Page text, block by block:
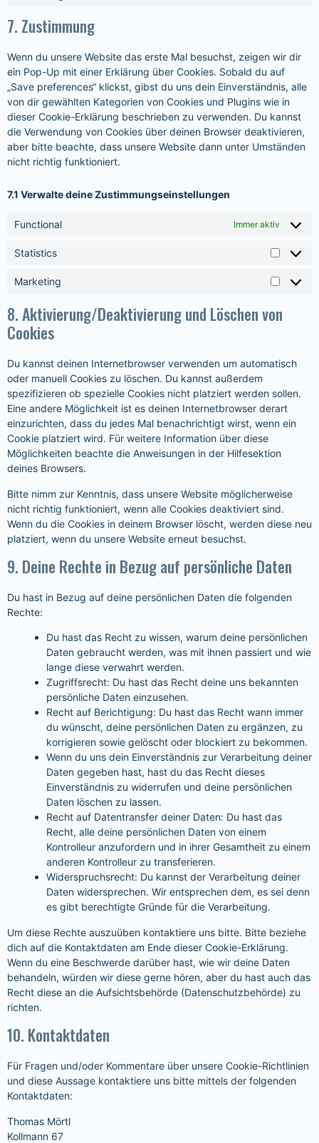
7. Zustimmung
Wenn du unsere Website das erste Mal besuchst, zeigen wir dir
ein Pop-Up mit einer Erklärung über Cookies. Sobald du auf
„Save preferences“ klickst, gibst du uns dein Einverständnis, alle
von dir gewählten Kategorien von Cookies und Plugins wie in
dieser Cookie-Erklärung beschrieben zu verwenden. Du kannst
die Verwendung von Cookies über deinen Browser deaktivieren,
aber bitte beachte, dass unsere Website dann unter Umständen
nicht richtig funktioniert.
7.1 Verwalte deine Zustimmungseinstellungen
Functional Immer aktiv
Statistics
Marketing
8. Aktivierung/Deaktivierung und Löschen von
Cookies
Du kannst deinen Internetbrowser verwenden um automatisch
oder manuell Cookies zu löschen. Du kannst außerdem
spezifizieren ob spezielle Cookies nicht platziert werden sollen.
Eine andere Möglichkeit ist es deinen Internetbrowser derart
einzurichten, dass du jedes Mal benachrichtigt wirst, wenn ein
Cookie platziert wird. Für weitere Information über diese
Möglichkeiten beachte die Anweisungen in der Hilfesektion
deines Browsers.
Bitte nimm zur Kenntnis, dass unsere Website möglicherweise
nicht richtig funktioniert, wenn alle Cookies deaktiviert sind.
Wenn du die Cookies in deinem Browser löscht, werden diese neu
platziert, wenn du unsere Website erneut besuchst.
9. Deine Rechte in Bezug auf persönliche Daten
Du hast in Bezug auf deine persönlichen Daten die folgenden
Rechte:
Du hast das Recht zu wissen, warum deine persönlichen
Daten gebraucht werden, was mit ihnen passiert und wie
lange diese verwahrt werden.
Zugriffsrecht: Du hast das Recht deine uns bekannten
persönliche Daten einzusehen.
Recht auf Berichtigung: Du hast das Recht wann immer
du wünscht, deine persönlichen Daten zu ergänzen, zu
korrigieren sowie gelöscht oder blockiert zu bekommen.
Wenn du uns dein Einverständnis zur Verarbeitung deiner
Daten gegeben hast, hast du das Recht dieses
Einverständnis zu widerrufen und deine persönlichen
Daten löschen zu lassen.
Recht auf Datentransfer deiner Daten: Du hast das
Recht, alle deine persönlichen Daten von einem
Kontrolleur anzufordern und in ihrer Gesamtheit zu einem
anderen Kontrolleur zu transferieren.
Widerspruchsrecht: Du kannst der Verarbeitung deiner
Daten widersprechen. Wir entsprechen dem, es sei denn
es gibt berechtigte Gründe für die Verarbeitung.
Um diese Rechte auszuüben kontaktiere uns bitte. Bitte beziehe
dich auf die Kontaktdaten am Ende dieser Cookie-Erklärung.
Wenn du eine Beschwerde darüber hast, wie wir deine Daten
behandeln, würden wir diese gerne hören, aber du hast auch das
Recht diese an die Aufsichtsbehörde (Datenschutzbehörde) zu
richten.
10. Kontaktdaten
Für Fragen und/oder Kommentare über unsere Cookie-Richtlinien
und diese Aussage kontaktiere uns bitte mittels der folgenden
Kontaktdaten:
Thomas Mörtl
Kollmann 67